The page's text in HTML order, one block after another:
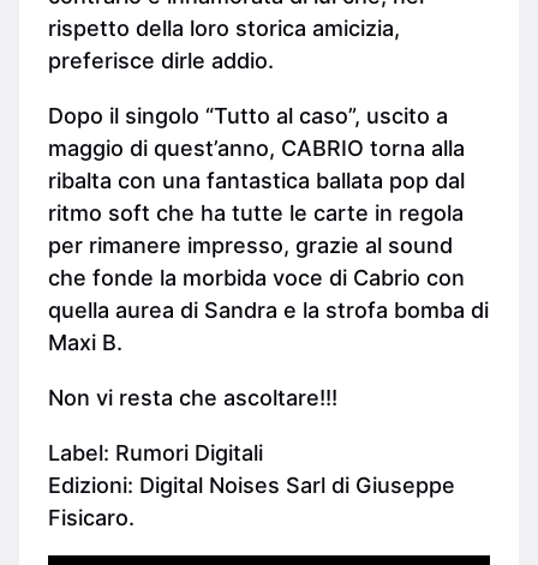
rispetto della loro storica amicizia,
preferisce dirle addio.
Dopo il singolo “Tutto al caso”, uscito a
maggio di quest’anno, CABRIO torna alla
ribalta con una fantastica ballata pop dal
ritmo soft che ha tutte le carte in regola
per rimanere impresso, grazie al sound
che fonde la morbida voce di Cabrio con
quella aurea di Sandra e la strofa bomba di
Maxi B.
Non vi resta che ascoltare!!!
Label: Rumori Digitali
Edizioni: Digital Noises Sarl di Giuseppe
Fisicaro.